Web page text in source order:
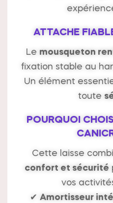
ATTACHE
Le mousqueton
fixation stable au
Un élément
toute
POURQUOI
Cette laisse
confort et sécurité
vos
✔ Amortisseur